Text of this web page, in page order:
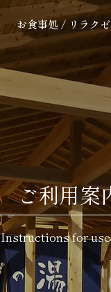
お食事処 / リラク
ご利用案
Instructions for